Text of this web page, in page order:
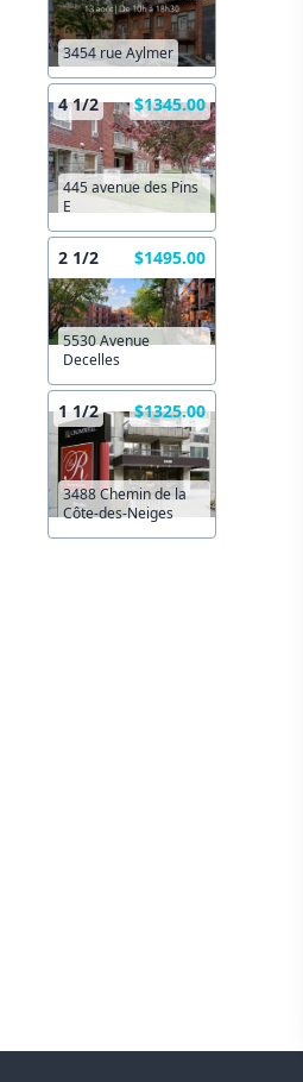
3454 rue Aylmer
4 1/2 $1345.00
445 avenue des Pins
E
2 1/2 $1495.00
5530 Avenue
Decelles
1 1/2 $1325.00
3488 Chemin de la
Côte-des-Neiges